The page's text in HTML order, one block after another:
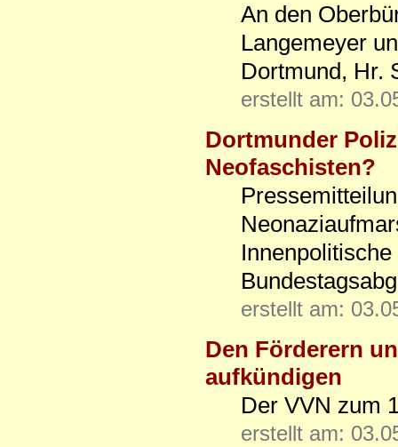
An den
Langemeyer
Dortmund, Hr.
erstellt am:
Dortmunder
Neofaschisten?
erstellt am:
Den Förderern
aufkündigen
Der VVN zum
erstellt am: